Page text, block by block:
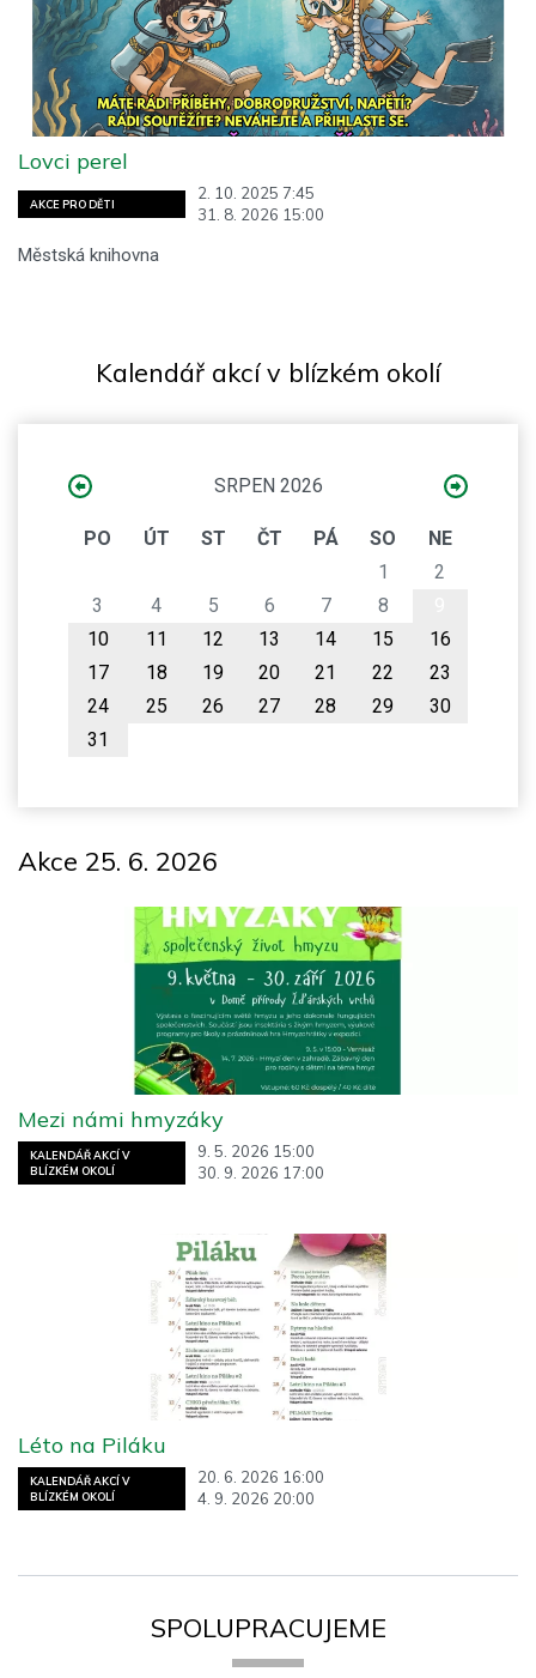
AKCE PRO DĚTI
2. 10. 2025 7:45
31. 8. 2026 15:00
Lovci perel
Městská knihovna
Kalendář akcí v blízkém okolí
SRPEN 2026
PO ÚT ST ČT PÁ SO
NE
1
2
3
4 5 6 7 8
10
11 12 13 14 15
16
17
18 19 20 21 22
23
24
25 26 27 28 29
30
31
Akce 25. 6. 2026
KALENDÁŘ AKCÍ V
BLÍZKÉM OKOLÍ
9. 5. 2026 15:00
30. 9. 2026 17:00
Mezi námi hmyzáky
KALENDÁŘ AKCÍ V
BLÍZKÉM OKOLÍ
20. 6. 2026 16:00
4. 9. 2026 20:00
Léto na Piláku
SPOLUPRACUJEME